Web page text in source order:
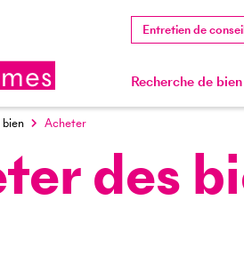
Entretien de
Recherche de bien
Acheter
des